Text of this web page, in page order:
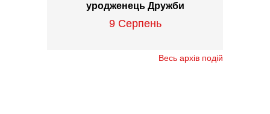
уродженець Дружби
9 Серпень
Весь архів подій